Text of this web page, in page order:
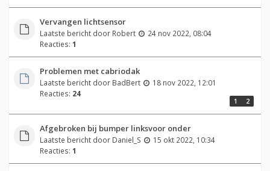
Vervangen lichtsensor
Laatste bericht door Robert
24 nov 2022, 08:04
Reacties: 1
Problemen met cabriodak
Laatste bericht door BadBert
18 nov 2022, 12:01
Reacties: 24
1 2
Afgebroken bij bumper linksvoor onder
Laatste bericht door Daniel_S
15 okt 2022, 10:34
Reacties: 1